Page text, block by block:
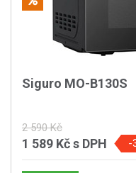
Siguro MO-B130S
2 590 Kč
1 589 Kčs DPH -